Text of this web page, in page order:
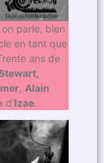
parle, bien
en tant que
ans de
,
, Alain
d’Izae.